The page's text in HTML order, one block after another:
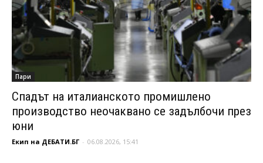
Пари
Спадът на италианското промишлено
производство неочаквано се задълбочи през
юни
Екип на ДЕБАТИ.БГ - 06.08.2026, 15:41